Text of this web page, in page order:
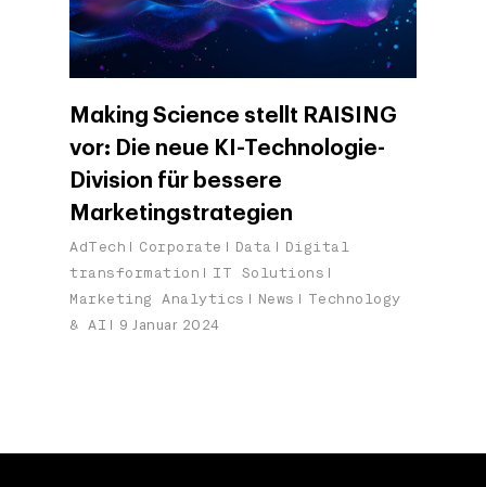
Making Science stellt RAISING
vor: Die neue KI-Technologie-
Division für bessere
Marketingstrategien
AdTech Corporate Data
Digital
transformation
IT Solutions
Marketing Analytics
News
Technology
& AI
9 Januar 2024